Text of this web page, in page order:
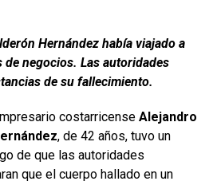
Hernández había viajado a
negocios. Las autoridades
de su fallecimiento.
costarricense Alejandro
, de 42 años, tuvo un
de que las autoridades
que el cuerpo hallado en un